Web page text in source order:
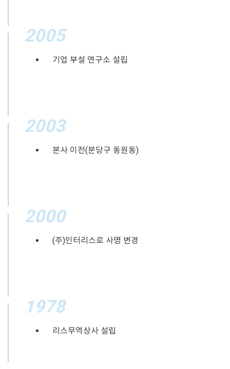
2005
기업 부설 연구소 설립
2003
본사 이전(분당구 동원동)
2000
(주)인터리스로 사명 변경
1978
리스무역상사 설립